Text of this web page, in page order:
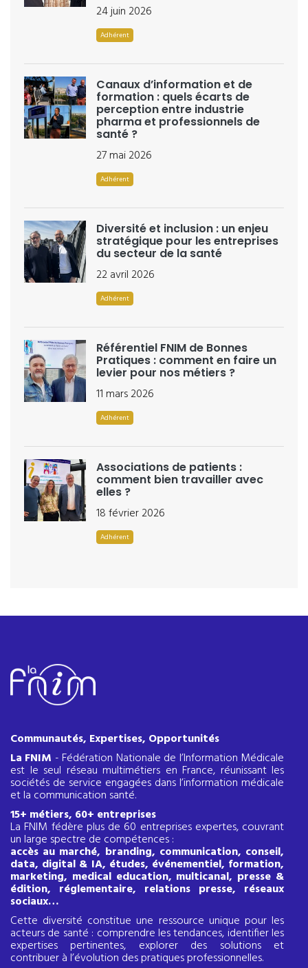
24 juin 2026
Adhérent
Canaux d’information et de
formation : quels écarts de
perception entre industrie
pharma et professionnels de
santé ?
27 mai 2026
Adhérent
Diversité et inclusion : un enjeu
stratégique pour les entreprises
du secteur de la santé
22 avril 2026
Adhérent
Référentiel FNIM de Bonnes
Pratiques : comment en faire un
levier pour nos métiers ?
11 mars 2026
Adhérent
Associations de patients :
comment bien travailler avec
elles ?
18 février 2026
Adhérent
Communautés, Expertises, Opportunités
La FNIM - Fédération Nationale de l’Information Médicale
est le seul réseau multimétiers en France, réunissant les
sociétés de service engagées dans l’information médicale
et la communication santé.
15+ métiers, 60+ entreprises
La FNIM fédère plus de 60 entreprises expertes, couvrant
un large spectre de compétences :
accès au marché, branding, communication, conseil,
data, digital & IA, études, événementiel, formation,
marketing, medical education, multicanal, presse &
édition, réglementaire, relations presse, réseaux
sociaux…
Cette diversité constitue une ressource unique pour les
acteurs de santé : comprendre les tendances, identifier les
expertises pertinentes, explorer des solutions et
contribuer à l’évolution des pratiques professionnelles.